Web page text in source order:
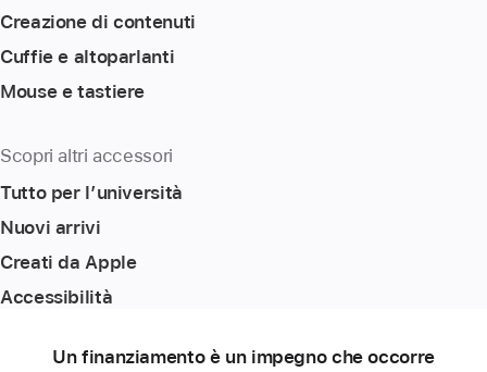
Creazione di contenuti
Cuffie e altoparlanti
Mouse e tastiere
Scopri altri accessori
Tutto per l’università
Nuovi arrivi
Creati da Apple
Accessibilità
Un finanziamento è un impegno che occorre